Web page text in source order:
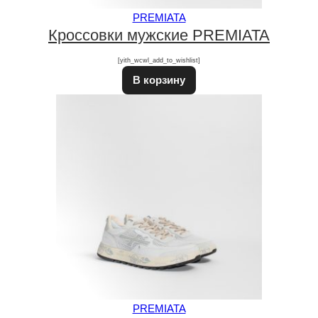
PREMIATA
Кроссовки мужские PREMIATA
[yith_wcwl_add_to_wishlist]
В корзину
PREMIATA